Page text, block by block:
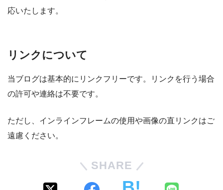
応いたします。
リンクについて
当ブログは基本的にリンクフリーです。リンクを行う場合
の許可や連絡は不要です。
ただし、インラインフレームの使用や画像の直リンクはご
遠慮ください。
SHARE